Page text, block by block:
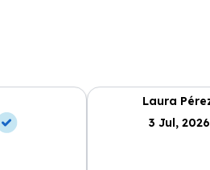
Laura
3 Jul, 2026